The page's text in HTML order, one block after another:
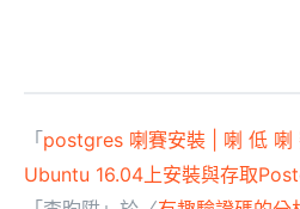
「 postgres 喇賽安裝 | 喇 低 喇
Ubuntu 16.04上安裝與存取